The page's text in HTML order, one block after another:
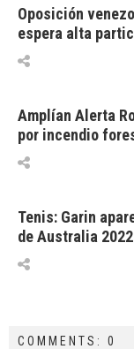
Oposición
espera alta
Amplían Alerta
por incendio
Tenis: Garin
de Australia 2022
COMMENTS: 0